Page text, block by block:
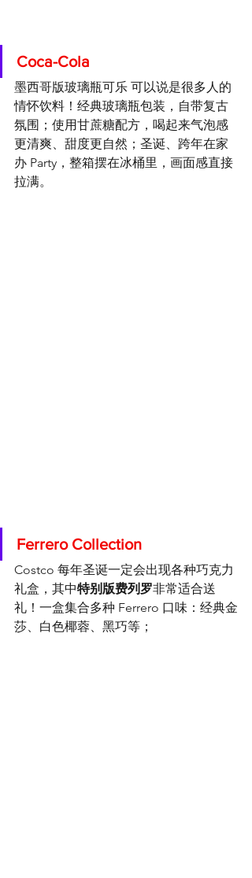
Coca-Cola
墨西哥版玻璃瓶可乐 可以说是很多人的
情怀饮料！经典玻璃瓶包装，自带复古
氛围；使用甘蔗糖配方，喝起来气泡感
更清爽、甜度更自然；圣诞、跨年在家
办 Party，整箱摆在冰桶里，画面感直接
拉满。
Ferrero Collection
Costco 每年圣诞一定会出现各种巧克力
礼盒，其中特别版费列罗非常适合送
礼！一盒集合多种 Ferrero 口味：经典金
莎、白色椰蓉、黑巧等；